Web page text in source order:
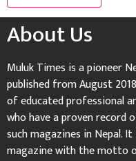
About Us
Muluk Times is a pioneer
published from August
of educated professional
who have a proven record
such magazines in Nepal.
magazine with the motto